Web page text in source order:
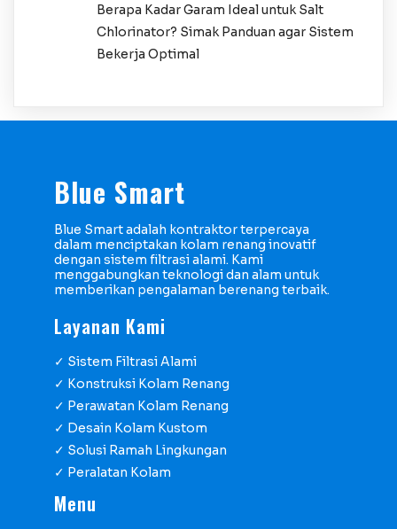
Berapa Kadar Garam Ideal untuk Salt
Chlorinator? Simak Panduan agar Sistem
Bekerja Optimal
Blue Smart
Blue Smart adalah kontraktor terpercaya
dalam menciptakan kolam renang inovatif
dengan sistem filtrasi alami. Kami
menggabungkan teknologi dan alam untuk
memberikan pengalaman berenang terbaik.
Layanan Kami
✓ Sistem Filtrasi Alami
✓ Konstruksi Kolam Renang
✓ Perawatan Kolam Renang
✓ Desain Kolam Kustom
✓ Solusi Ramah Lingkungan
✓ Peralatan Kolam
Menu